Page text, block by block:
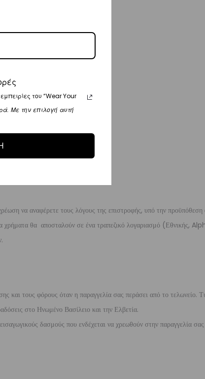
να αναφέρετε τους λόγους της επιστροφής, υπό την προϋπόθεση
χρήματα θα αποσταλούν σε ένα τραπεζικό λογαριασμό (Εθνικής,
και τους φόρους όταν η παραγγελία σας περάσει από το τελωνείο.
στο Ηνωμένο Βασίλειο και την Ελβετία.
δασμούς που ενδέχεται να χρεωθούν στην παραγγελία
του “Wear Your
Με την επιλογή αυτή